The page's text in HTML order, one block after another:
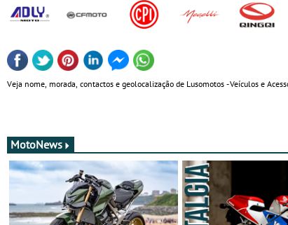
Veja nome, morada, contactos e geolocalização de Lusomotos - Veículos e
MotoNews